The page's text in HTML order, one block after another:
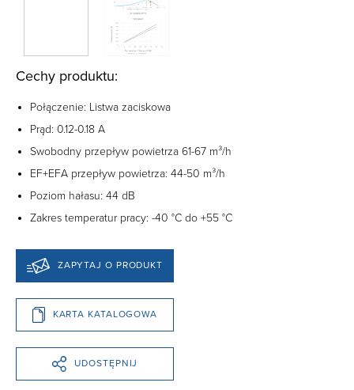
Cechy produktu:
Połączenie: Listwa zaciskowa
Prąd: 0.12-0.18 A
Swobodny przepływ powietrza 61-67 m³/h
EF+EFA przepływ powietrza: 44-50 m³/h
Poziom hałasu: 44 dB
Zakres temperatur pracy: -40 °C do +55 °C
ZAPYTAJ O PRODUKT
KARTA KATALOGOWA
UDOSTĘPNIJ